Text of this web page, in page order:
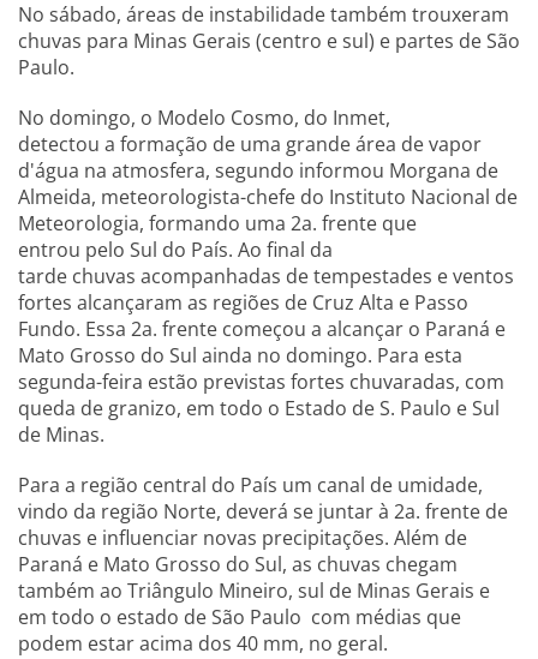
No sábado, áreas de instabilidade também trouxeram
chuvas para Minas Gerais (centro e sul) e partes de São
Paulo.
No domingo, o Modelo Cosmo, do Inmet,
detectou a formação de uma grande área de vapor
d'água na atmosfera, segundo informou Morgana de
Almeida, meteorologista-chefe do Instituto Nacional de
Meteorologia, formando uma 2a. frente que
entrou pelo Sul do País. Ao final da
tarde chuvas acompanhadas de tempestades e ventos
fortes alcançaram as regiões de Cruz Alta e Passo
Fundo. Essa 2a. frente começou a alcançar o Paraná e
Mato Grosso do Sul ainda no domingo. Para esta
segunda-feira estão previstas fortes chuvaradas, com
queda de granizo, em todo o Estado de S. Paulo e Sul
de Minas.
Para a região central do País um canal de umidade,
vindo da região Norte, deverá se juntar à 2a. frente de
chuvas e influenciar novas precipitações. Além de
Paraná e Mato Grosso do Sul, as chuvas chegam
também ao Triângulo Mineiro, sul de Minas Gerais e
em todo o estado de São Paulo com médias que
podem estar acima dos 40 mm, no geral.